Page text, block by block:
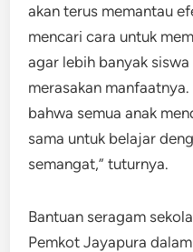
akan terus memantau
mencari cara untuk
agar lebih banyak
merasakan
bahwa semua anak
sama untuk belajar
semangat,” tuturnya.
Bantuan seragam
Pemkot Jayapura